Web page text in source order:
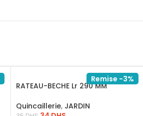
Remise -3%
RATEAU-BECHE Lr 290 MM
Quincaillerie, JARDIN